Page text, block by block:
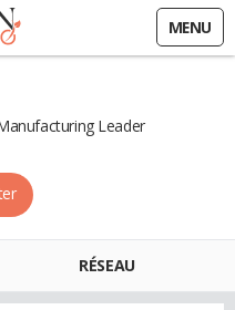
MENU
Leader
RÉSEAU